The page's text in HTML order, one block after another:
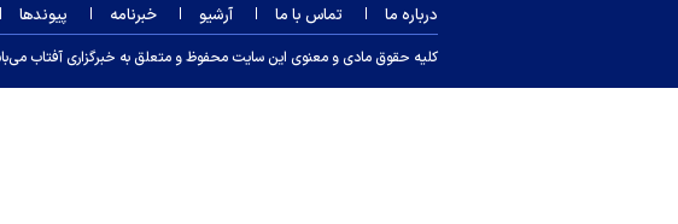
درباره ما تماس با ما آرشیو خبرنامه پیوندها
کلیه حقوق مادی و معنوی این سایت محفوظ و متعلق به خبرگزاری آفتاب